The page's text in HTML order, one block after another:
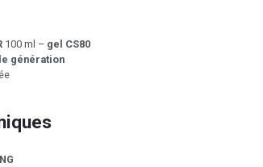
100 ml – gel CS80
génération